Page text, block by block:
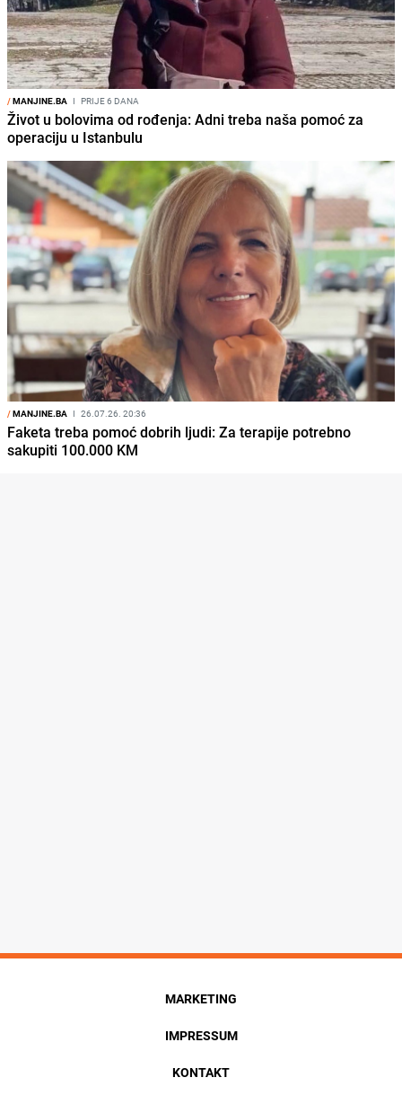
/MANJINE.BA I PRIJE 6 DANA
Život u bolovima od rođenja: Adni treba naša pomoć za
operaciju u Istanbulu
/MANJINE.BA I 26.07.26. 20:36
Faketa treba pomoć dobrih ljudi: Za terapije potrebno
sakupiti 100.000 KM
MARKETING
IMPRESSUM
KONTAKT